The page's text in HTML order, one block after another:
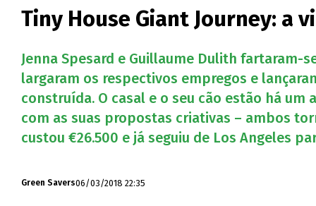
Tiny House Giant Journey: a
Jenna Spesard e Guillaume Dulith fartaram-
largaram os respectivos empregos e
construída. O casal e o seu cão estão há
com as suas propostas criativas – ambos
custou €26.500 e já seguiu de Los Angeles
Green Savers06/03/2018 22:35